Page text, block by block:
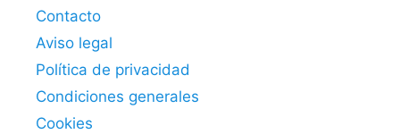
Contacto
Aviso legal
Política de privacidad
Condiciones generales
Cookies